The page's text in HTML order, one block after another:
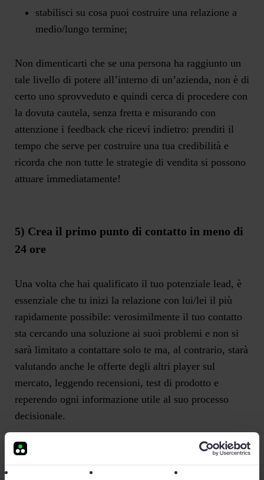
stabilisci su cosa puoi costruire una relazione a
medio/lungo termine;
Non dimenticarti che se una persona ha raggiunto un
tale livello di potere all’interno di un’azienda, non è di
certo uno sprovveduto e quindi cerca di procedere con
la dovuta cautela, senza fretta e misurando con
attenzione i feedback che ricevi indietro: prenditi il
tempo che serve per costruire una tua credibilità e
ricorda che non tutte le strategie di vendita si possono
attuare immediatamente!
5) Crea il primo punto di contatto in meno di
24 ore
Una volta che hai qualificato il tuo potenziale lead, è
essenziale che tu inizi la relazione con lui/lei il più
rapidamente possibile: verosimilmente il tuo contatto
sta cercando una soluzione ai suoi problemi e non si
sarà limitato a contattare solo te ma, al contrario, starà
valutando anche le offerte degli altri player sul
mercato, leggendo recensioni, test di prodotto e
reperendo ogni informazione utile al suo processo
decisionale.
Per questo motivo le tue strategie di vendita devono
puntare molto sulla tempestività in modo da anticipare